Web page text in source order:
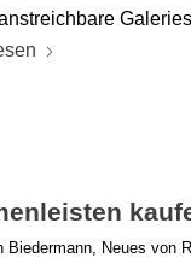
Biedermann, Neues von